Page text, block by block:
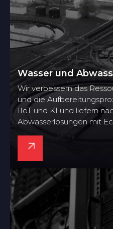
Wasser und
Wir verbessern das
und die
IIoT und KI und liefern
Abwasserlösungen mit